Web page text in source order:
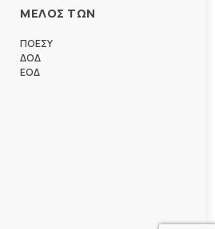
ΜΕΛΟΣ ΤΩΝ
ΠΟΕΣΥ
ΔΟΔ
ΕΟΔ